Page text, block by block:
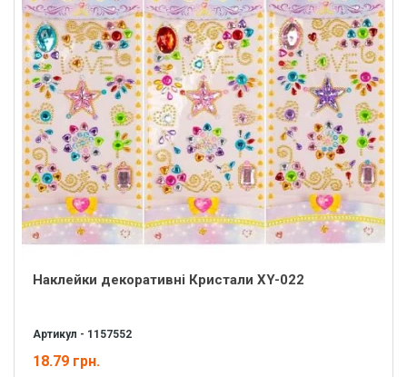
Наклейки декоративні Кристали XY-022
Артикул - 1157552
18.79 грн.